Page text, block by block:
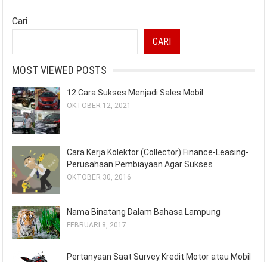
Cari
CARI
MOST VIEWED POSTS
12 Cara Sukses Menjadi Sales Mobil
OKTOBER 12, 2021
Cara Kerja Kolektor (Collector) Finance-Leasing-
Perusahaan Pembiayaan Agar Sukses
OKTOBER 30, 2016
Nama Binatang Dalam Bahasa Lampung
FEBRUARI 8, 2017
Pertanyaan Saat Survey Kredit Motor atau Mobil